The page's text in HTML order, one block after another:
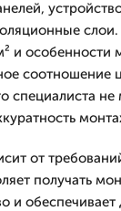
и особенности
соотношение
специалиста не
от
получать
и